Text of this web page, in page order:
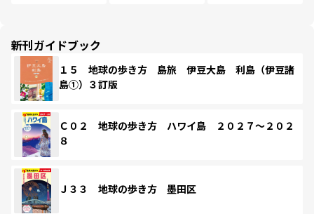
新刊ガイドブック
１５ 地球の歩き方 島旅 伊豆大島 利島（伊豆諸
島①）３訂版
Ｃ０２ 地球の歩き方 ハワイ島 ２０２７～２０２
８
Ｊ３３ 地球の歩き方 墨田区